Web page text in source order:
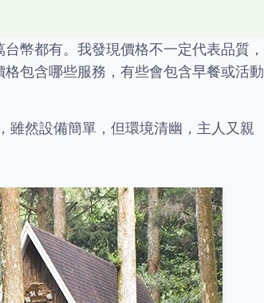
幣都有。我發現價格不一定代表品質，
包含哪些服務，有些會包含早餐或活動
雖然設備簡單，但環境清幽，主人又親